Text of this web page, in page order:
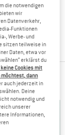
es mit
die notwendigen
wir
Datenverkehr,
Funktionen
, Werbe- und
sitzen teilweise in
Daten, etwa vor
erklärst du
keine Cookies mit
dann
auch jederzeit in
Deine
notwendig und
unserer
Informationen,